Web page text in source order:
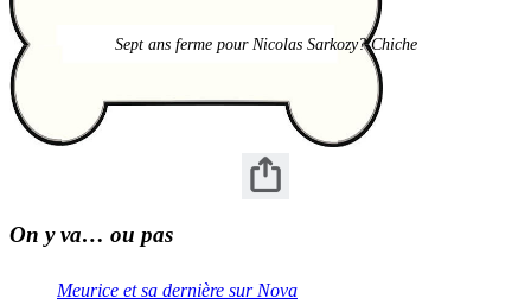
Sept ans ferme pour Nicolas Sarkozy? Chiche
On y va… ou pas
Meurice et sa dernière sur Nova